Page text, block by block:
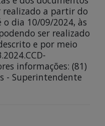
a partir do
dia 10/09/2024, às
ser realizado
e por meio
informações: (81)
- Superintendente